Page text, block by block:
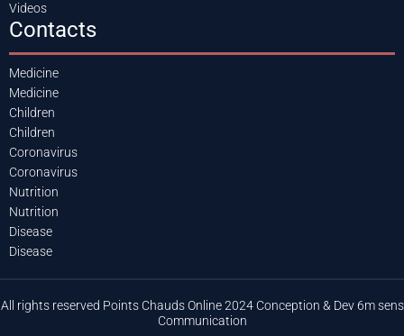
Videos
Contacts
Medicine
Medicine
Children
Children
Coronavirus
Coronavirus
Nutrition
Nutrition
Disease
Disease
All rights reserved Points Chauds Online 2024 Conception & Dev 6m sens
Communication